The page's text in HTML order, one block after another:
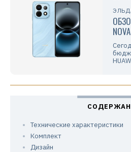
Технические характеристики
Комплект
Дизайн